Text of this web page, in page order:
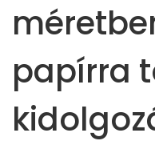
papírra